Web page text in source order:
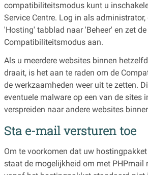
compatibiliteitsmodus kunt u
Service Centre. Log in als
'Hosting' tabblad naar 'Beheer' en zet de
Compatibiliteitsmodus aan.
Als u meerdere websites binnen
draait, is het aan te raden om de
de werkzaamheden weer uit te zetten.
eventuele malware op een van de sites
verspreiden naar andere websites
Sta e-mail versturen toe
Om te voorkomen dat uw
staat de mogelijkheid om met PHPmail